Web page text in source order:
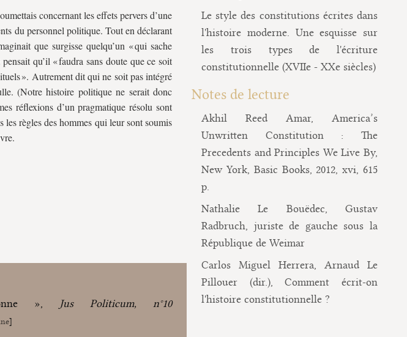
concernant les effets pervers d’une
du personnel politique. Tout en déclarant
que surgisse quelqu’un « qui sache
qu’il « faudra sans doute que ce soit
». Autrement dit qui ne soit pas intégré
(Notre histoire politique ne serait donc
réflexions d’un pragmatique résolu sont
les règles des hommes qui leur sont soumis
», Jus Politicum, n°10
]
Le style des constitutions écrites dans
l'histoire moderne. Une esquisse sur
les trois types de l'écriture
constitutionnelle (XVIIe - XXe siècles)
Notes de lecture
Akhil Reed Amar, America’s
Unwritten Constitution : The
Precedents and Principles We Live By,
New York, Basic Books, 2012, xvi, 615
p.
Nathalie Le Bouëdec, Gustav
Radbruch, juriste de gauche sous la
République de Weimar
Carlos Miguel Herrera, Arnaud Le
Pillouer (dir.), Comment écrit-on
l'histoire constitutionnelle ?